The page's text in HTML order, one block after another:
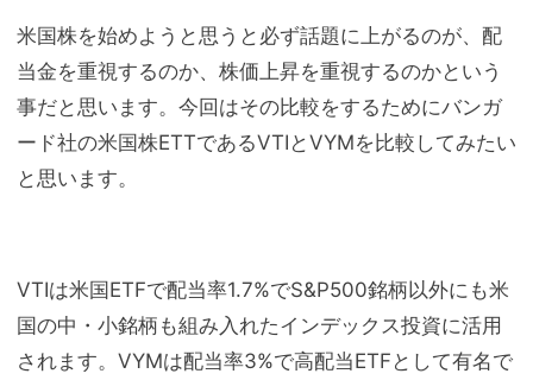
米国株を始めようと思うと必ず話題に上がるのが、配
当金を重視するのか、株価上昇を重視するのかという
事だと思います。今回はその比較をするためにバンガ
ード社の米国株ETTであるVTIとVYMを比較してみたい
と思います。
VTIは米国ETFで配当率1.7%でS&P500銘柄以外にも米
国の中・小銘柄も組み入れたインデックス投資に活用
されます。VYMは配当率3%で高配当ETFとして有名で